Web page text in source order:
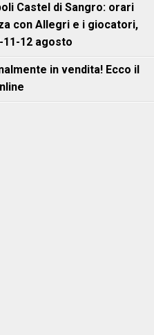
Castel di Sangro: orari
con Allegri e i giocatori,
12 agosto
in vendita! Ecco il